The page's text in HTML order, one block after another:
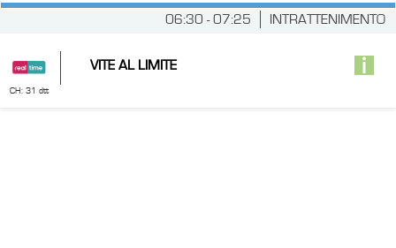
INTRATTENIMENTO
06:30 - 07:25
CH: 31 dtt
VITE AL LIMITE